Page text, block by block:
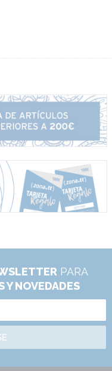
PARA
Y NOVEDADES